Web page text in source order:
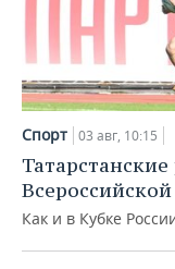
Спорт 03 авг, 10:15
Как и в Кубке